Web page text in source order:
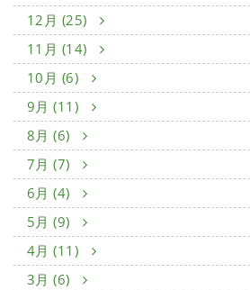
12月 (25)
11月 (14)
10月 (6)
9月 (11)
8月 (6)
7月 (7)
6月 (4)
5月 (9)
4月 (11)
3月 (6)